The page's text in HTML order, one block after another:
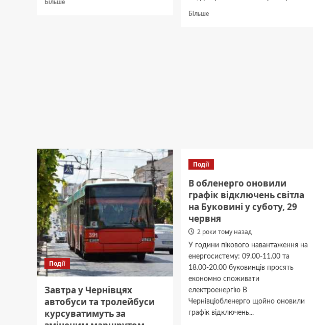
Більше
БільшеДокладніше
фото
Події
Завтра у Чернівцях
автобуси та тролейбуси
курсуватимуть за
Події
В обленерго оновили
графік відключень світла
на Буковині у суботу, 29
червня
2 роки тому назад
У години пікового навантаження на
енергосистему: 09.00-11.00 та
18.00-20.00 буковинців просять
економно споживати
електроенергію В
Чернівціобленерго щойно оновили
графік відключень...